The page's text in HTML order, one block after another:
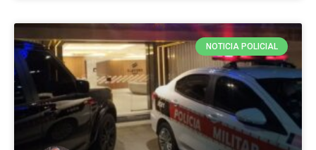
NOTICIA POLICIAL